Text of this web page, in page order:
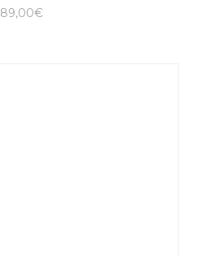
89,00€